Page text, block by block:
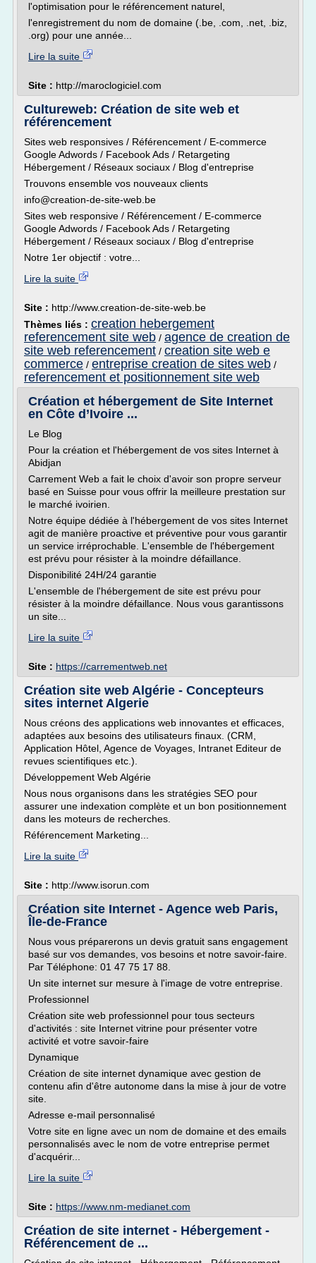
l'optimisation pour le référencement naturel,
l'enregistrement du nom de domaine (.be, .com, .net, .biz,
.org) pour une année...
Lire la suite
Site : http://maroclogiciel.com
Cultureweb: Création de site web et
référencement
Sites web responsives / Référencement / E-commerce
Google Adwords / Facebook Ads / Retargeting
Hébergement / Réseaux sociaux / Blog d'entreprise
Trouvons ensemble vos nouveaux clients
info@creation-de-site-web.be
Sites web responsive / Référencement / E-commerce
Google Adwords / Facebook Ads / Retargeting
Hébergement / Réseaux sociaux / Blog d'entreprise
Notre 1er objectif : votre...
Lire la suite
Site : http://www.creation-de-site-web.be
Thèmes liés : creation hebergement
referencement site web / agence de creation de
site web referencement / creation site web e
commerce / entreprise creation de sites web /
referencement et positionnement site web
Création et hébergement de Site Internet
en Côte d’Ivoire ...
Le Blog
Pour la création et l'hébergement de vos sites Internet à
Abidjan
Carrement Web a fait le choix d'avoir son propre serveur
basé en Suisse pour vous offrir la meilleure prestation sur
le marché ivoirien.
Notre équipe dédiée à l'hébergement de vos sites Internet
agit de manière proactive et préventive pour vous garantir
un service irréprochable. L'ensemble de l'hébergement
est prévu pour résister à la moindre défaillance.
Disponibilité 24H/24 garantie
L'ensemble de l'hébergement de site est prévu pour
résister à la moindre défaillance. Nous vous garantissons
un site...
Lire la suite
Site : https://carrementweb.net
Création site web Algérie - Concepteurs
sites internet Algerie
Nous créons des applications web innovantes et efficaces,
adaptées aux besoins des utilisateurs finaux. (CRM,
Application Hôtel, Agence de Voyages, Intranet Editeur de
revues scientifiques etc.).
Développement Web Algérie
Nous nous organisons dans les stratégies SEO pour
assurer une indexation complète et un bon positionnement
dans les moteurs de recherches.
Référencement Marketing...
Lire la suite
Site : http://www.isorun.com
Création site Internet - Agence web Paris,
Île-de-France
Nous vous préparerons un devis gratuit sans engagement
basé sur vos demandes, vos besoins et notre savoir-faire.
Par Téléphone: 01 47 75 17 88.
Un site internet sur mesure à l'image de votre entreprise.
Professionnel
Création site web professionnel pour tous secteurs
d'activités : site Internet vitrine pour présenter votre
activité et votre savoir-faire
Dynamique
Création de site internet dynamique avec gestion de
contenu afin d'être autonome dans la mise à jour de votre
site.
Adresse e-mail personnalisé
Votre site en ligne avec un nom de domaine et des emails
personnalisés avec le nom de votre entreprise permet
d'acquérir...
Lire la suite
Site : https://www.nm-medianet.com
Création de site internet - Hébergement -
Référencement de ...